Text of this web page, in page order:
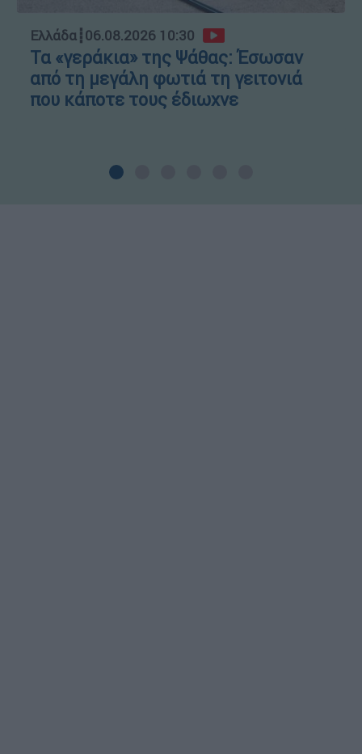
Ελλάδα┋06.08.2026 10:30
Τα «γεράκια» της Ψάθας: Έσωσαν
από τη μεγάλη φωτιά τη γειτονιά
που κάποτε τους έδιωχνε